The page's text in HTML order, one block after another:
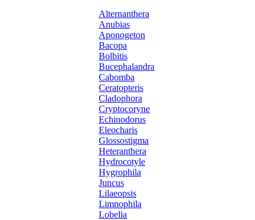
Alternanthera
Anubias
Aponogeton
Bacopa
Bolbitis
Bucephalandra
Cabomba
Ceratopteris
Cladophora
Cryptocoryne
Echinodorus
Eleocharis
Glossostigma
Heteranthera
Hydrocotyle
Hygrophila
Juncus
Lilaeopsis
Limnophila
Lobelia